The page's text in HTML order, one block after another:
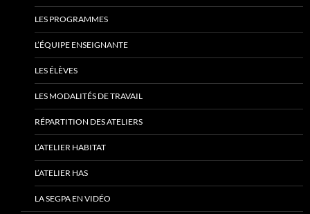
LES PROGRAMMES
L’ÉQUIPE ENSEIGNANTE
LES ÉLÈVES
LES MODALITÉS DE TRAVAIL
RÉPARTITION DES ATELIERS
L’ATELIER HABITAT
L’ATELIER HAS
LA SEGPA EN VIDÉO